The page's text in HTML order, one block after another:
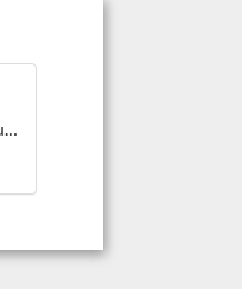
Brouwerij De Moersleutel